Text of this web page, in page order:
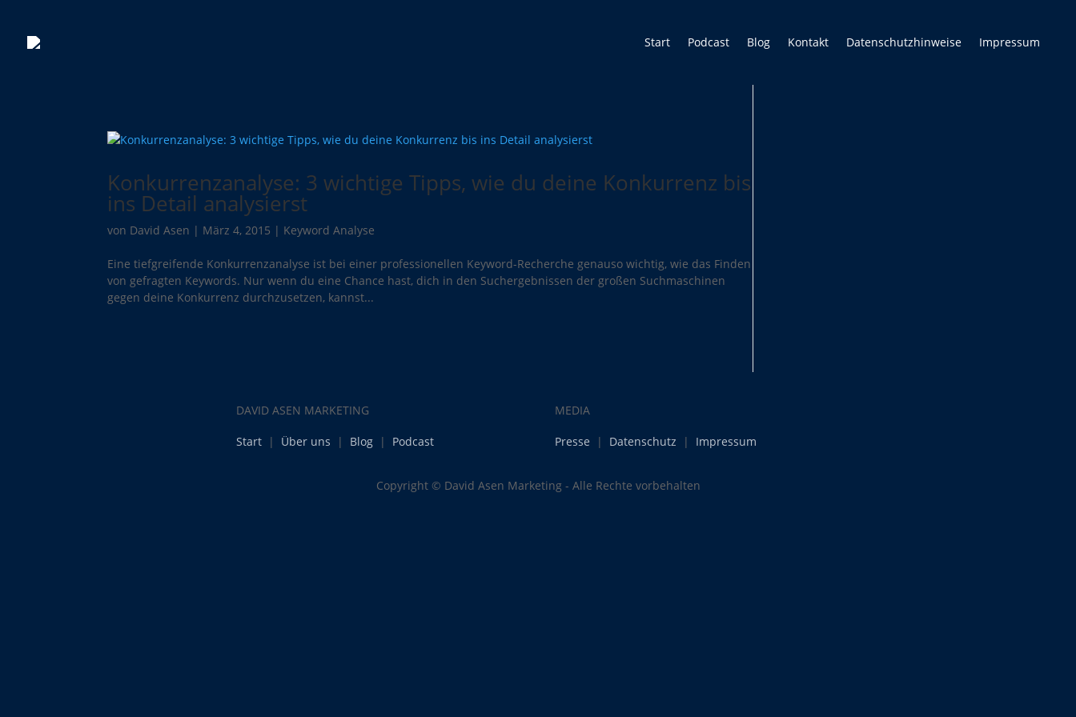
Start Podcast Blog Kontakt Datenschutzhinweise Impressum
Konkurrenzanalyse: 3 wichtige Tipps, wie du deine Konkurrenz bis
ins Detail analysierst
von David Asen | März 4, 2015 | Keyword Analyse
Eine tiefgreifende Konkurrenzanalyse ist bei einer professionellen Keyword-Recherche genauso wichtig, wie das Finden
von gefragten Keywords. Nur wenn du eine Chance hast, dich in den Suchergebnissen der großen Suchmaschinen
gegen deine Konkurrenz durchzusetzen, kannst...
DAVID ASEN MARKETING
Start| Über uns | Blog| Podcast
MEDIA
Presse | Datenschutz | Impressum
Copyright © David Asen Marketing - Alle Rechte vorbehalten